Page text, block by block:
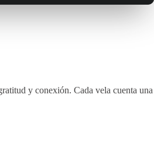
y conexión. Cada vela cuenta una